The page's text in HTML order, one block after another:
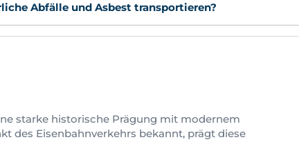
Abfälle und Asbest transportieren?
starke historische Prägung mit modernem
des Eisenbahnverkehrs bekannt, prägt diese